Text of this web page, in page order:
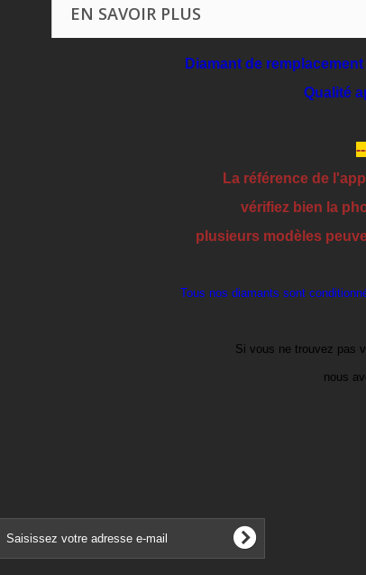
EN SAVOIR PLUS
Diamant de
Qualité
La référence de
vérifiez bien la
plusieurs modèles
Tous nos diamants sont
Si vous ne trouvez pas
nous